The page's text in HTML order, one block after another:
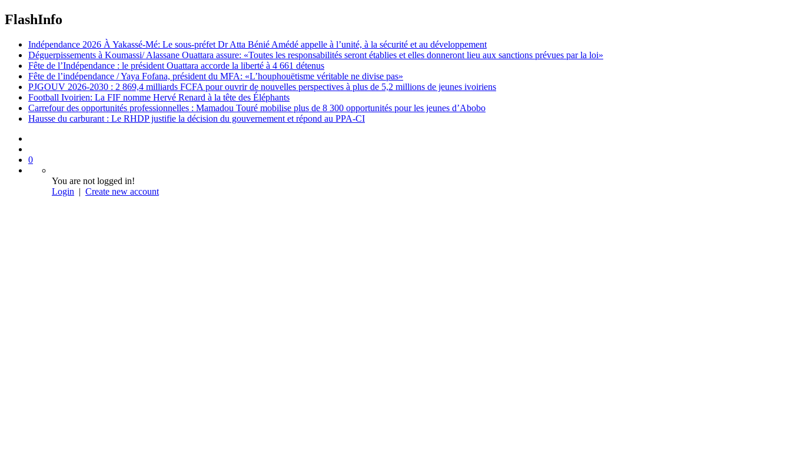
FlashInfo
Indépendance 2026 À Yakassé-Mé: Le sous-préfet Dr Atta Bénié Amédé appelle à l’unité, à la sécurité et au développement
Déguerpissements à Koumassi/ Alassane Ouattara assure: «Toutes les responsabilités seront établies et elles donneront lieu aux sanctions prévues par la loi»
Fête de l’Indépendance : le président Ouattara accorde la liberté à 4 661 détenus
Fête de l’indépendance / Yaya Fofana, président du MFA: «L’houphouëtisme véritable ne divise pas»
PJGOUV 2026-2030 : 2 869,4 milliards FCFA pour ouvrir de nouvelles perspectives à plus de 5,2 millions de jeunes ivoiriens
Football Ivoirien: La FIF nomme Hervé Renard à la tête des Éléphants
Carrefour des opportunités professionnelles : Mamadou Touré mobilise plus de 8 300 opportunités pour les jeunes d’Abobo
Hausse du carburant : Le RHDP justifie la décision du gouvernement et répond au PPA-CI
0
You are not logged in!
Login | Create new account